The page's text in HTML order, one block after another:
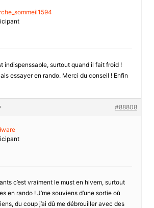
indispenssable, surtout quand il fait froid !
essayer en rando. Merci du conseil ! Enfin
#88808
c’est vraiment le must en hivem, surtout
en rando ! J’me souviens d’une sortie où
du coup j’ai dû me débrouiller avec des